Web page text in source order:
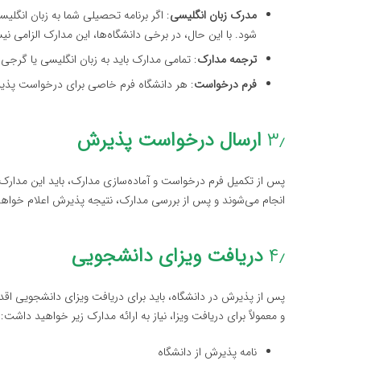
مدرک زبان انگلیسی
شود. با این حال، در برخی دانشگاه‌ها، این مدارک الزامی
ترجمه مدارک: تمامی مدارک باید به زبان انگلیسی یا
فرم درخواست: هر دانشگاه فرم خاصی برای درخواست
۳٫ ارسال درخواست پذیرش
پس از تکمیل فرم درخواست و آماده‌سازی مدارک، باید این
انجام می‌شوند و پس از بررسی مدارک، نتیجه پذیرش اعلام
۴٫ دریافت ویزای دانشجویی
پس از پذیرش در دانشگاه، باید برای دریافت ویزای دانشجویی
و معمولاً برای دریافت ویزا، نیاز به ارائه مدارک زیر خواهید داشت:
نامه پذیرش از دانشگاه